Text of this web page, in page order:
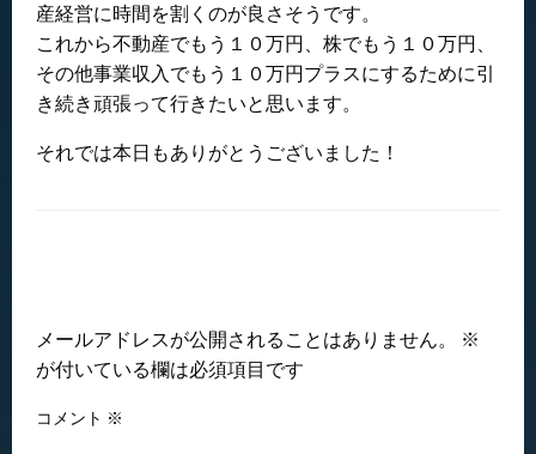
産経営に時間を割くのが良さそうです。
これから不動産でもう１０万円、株でもう１０万円、
その他事業収入でもう１０万円プラスにするために引
き続き頑張って行きたいと思います。
それでは本日もありがとうございました！
メールアドレスが公開されることはありません。
※
が付いている欄は必須項目です
コメント ※